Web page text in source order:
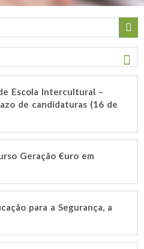
Escola Intercultural –
de candidaturas (16 de
Geração €uro em
para a Segurança, a